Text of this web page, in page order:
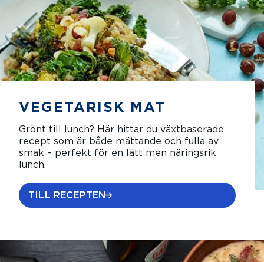
VEGETARISK MAT
Grönt till lunch? Här hittar du växtbaserade
recept som är både mättande och fulla av
smak – perfekt för en lätt men näringsrik
lunch.
TILL RECEPTEN